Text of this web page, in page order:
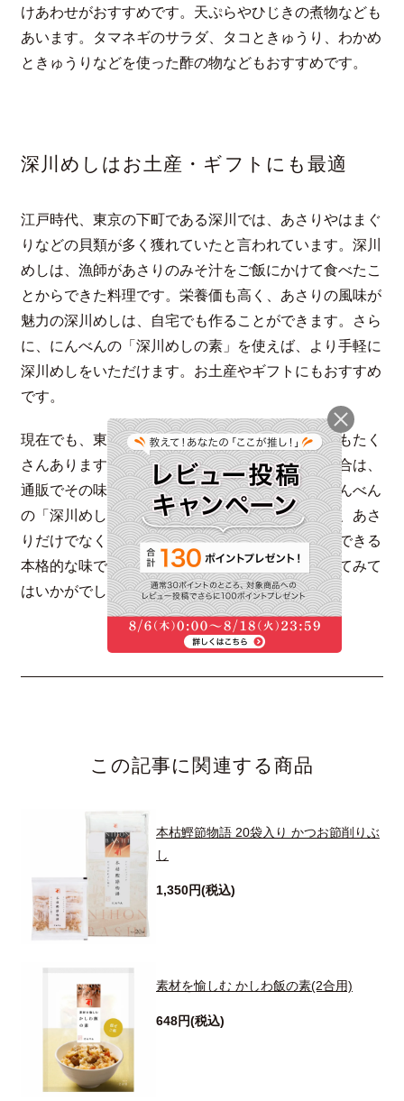
けあわせがおすすめです。天ぷらやひじきの煮物なども
あいます。タマネギのサラダ、タコときゅうり、わかめ
ときゅうりなどを使った酢の物などもおすすめです。
深川めしはお土産・ギフトにも最適
江戸時代、東京の下町である深川では、あさりやはまぐ
りなどの貝類が多く獲れていたと言われています。深川
めしは、漁師があさりのみそ汁をご飯にかけて食べたこ
とからできた料理です。栄養価も高く、あさりの風味が
魅力の深川めしは、自宅でも作ることができます。さら
に、にんべんの「深川めしの素」を使えば、より手軽に
深川めしをいただけます。お土産やギフトにもおすすめ
です。
現在でも、東京では深川めしを提供しているお店もたく
さんあります。お店を訪れるのが難しいという場合は、
通販でその味を試してみるのもおすすめです。にんべん
の「深川めしの素」は、北海道産の昆布を合わせ、あさ
りだけでなく、ホタテや牡蠣などのうま味を堪能できる
本格的な味です。通販で本場のような味を体験してみて
はいかがでしょうか？
この記事に関連する商品
本枯鰹節物語 20袋入り かつお節削りぶ
し
1,350円(税込)
素材を愉しむ かしわ飯の素(2合用)
648円(税込)